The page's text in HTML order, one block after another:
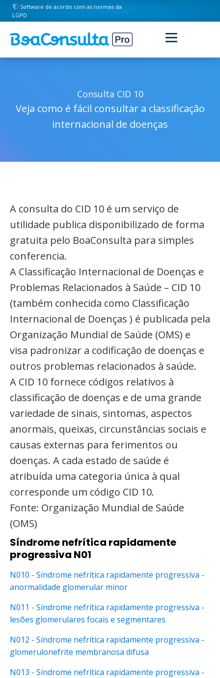
Software de acordo com as normas da
LGPD
Consulta CID 10
Veja como é fácil consultar a classificação
internacional de doenças
A consulta do CID 10 é um serviço de
utilidade publica disponibilizado de forma
gratuita pelo BoaConsulta para simples
conferencia.
A Classificação Internacional de Doenças e
Problemas Relacionados à Saúde – CID 10
(também conhecida como Classificação
Internacional de Doenças ) é publicada pela
Organização Mundial de Saúde (OMS) e
visa padronizar a codificação de doenças e
outros problemas relacionados à saúde.
A CID 10 fornece códigos relativos à
classificação de doenças e de uma grande
variedade de sinais, sintomas, aspectos
anormais, queixas, circunstâncias sociais e
causas externas para ferimentos ou
doenças. A cada estado de saúde é
atribuída uma categoria única à qual
corresponde um código CID 10.
Fonte: Organização Mundial de Saúde
(OMS)
Síndrome nefrítica rapidamente
progressiva N01
N010 - Síndrome nefrítica rapidamente progressiva -
anormalidade glomerular minor
N011 - Síndrome nefrítica rapidamente progressiva -
lesões glomerulares focais e segmentares
N012 - Síndrome nefrítica rapidamente progressiva -
glomerulonefrite membranosa difusa
N013 - Síndrome nefrítica rapidamente progressiva -